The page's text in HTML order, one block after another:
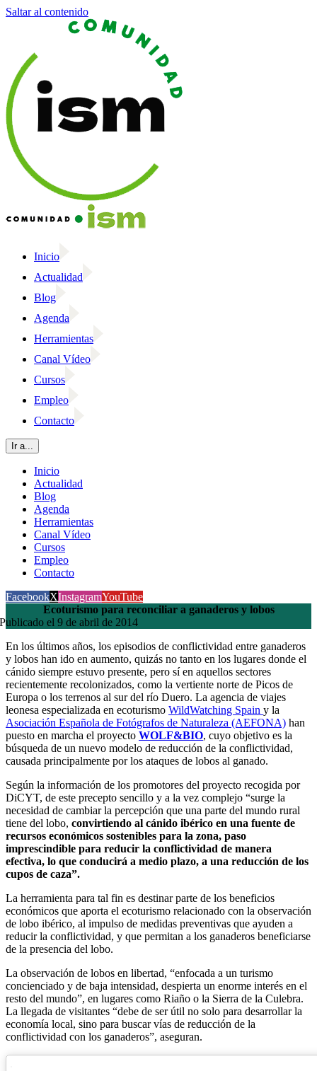
Saltar al contenido
Inicio
Actualidad
Blog
Agenda
Herramientas
Canal Vídeo
Cursos
Empleo
Contacto
Ir a...
Inicio
Actualidad
Blog
Agenda
Herramientas
Canal Vídeo
Cursos
Empleo
Contacto
FacebookXInstagramYouTube
Ecoturismo para reconciliar a ganaderos y lobos
Publicado el 9 de abril de 2014
En los últimos años, los episodios de conflictividad entre ganaderos
y lobos han ido en aumento, quizás no tanto en los lugares donde el
cánido siempre estuvo presente, pero sí en aquellos sectores
recientemente recolonizados, como la vertiente norte de Picos de
Europa o los terrenos al sur del río Duero. La agencia de viajes
leonesa especializada en ecoturismo WildWatching Spain y la
Asociación Española de Fotógrafos de Naturaleza (AEFONA) han
puesto en marcha el proyecto WOLF&BIO, cuyo objetivo es la
búsqueda de un nuevo modelo de reducción de la conflictividad,
causada principalmente por los ataques de lobos al ganado.
Según la información de los promotores del proyecto recogida por
DiCYT, de este precepto sencillo y a la vez complejo “surge la
necesidad de cambiar la percepción que una parte del mundo rural
tiene del lobo, convirtiendo al cánido ibérico en una fuente de
recursos económicos sostenibles para la zona, paso
imprescindible para reducir la conflictividad de manera
efectiva, lo que conducirá a medio plazo, a una reducción de los
cupos de caza”.
La herramienta para tal fin es destinar parte de los beneficios
económicos que aporta el ecoturismo relacionado con la observación
de lobo ibérico, al impulso de medidas preventivas que ayuden a
reducir la conflictividad, y que permitan a los ganaderos beneficiarse
de la presencia del lobo.
La observación de lobos en libertad, “enfocada a un turismo
concienciado y de baja intensidad, despierta un enorme interés en el
resto del mundo”, en lugares como Riaño o la Sierra de la Culebra.
La llegada de visitantes “debe de ser útil no solo para desarrollar la
economía local, sino para buscar vías de reducción de la
conflictividad con los ganaderos”, aseguran.